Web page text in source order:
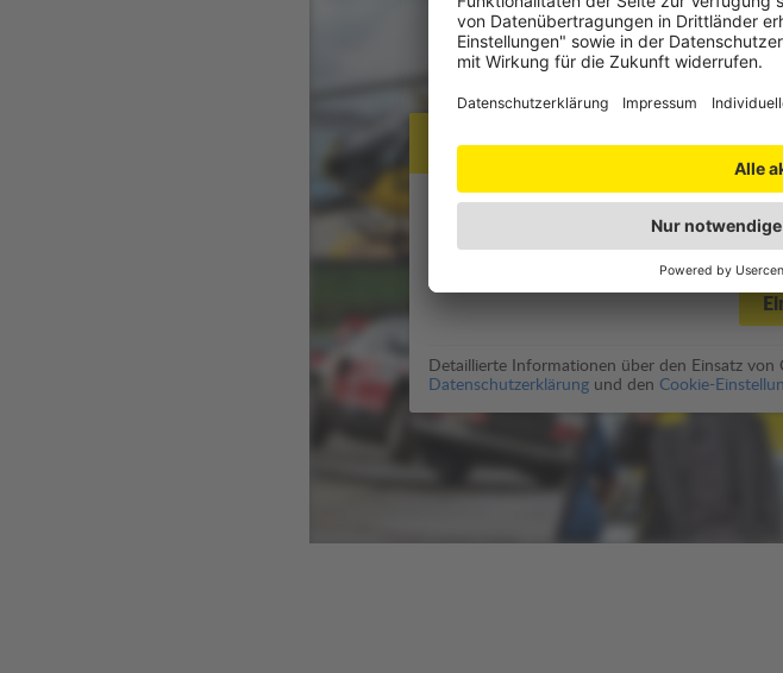
Datenschutz
Zur Anzeige des Video-Players
Für die Ausspielung wird eine moderne
genutzt (Datenschutzbestimmungen von
Detaillierte Informationen über den Einsatz von
Datenschutzerklärung und den Cookie-